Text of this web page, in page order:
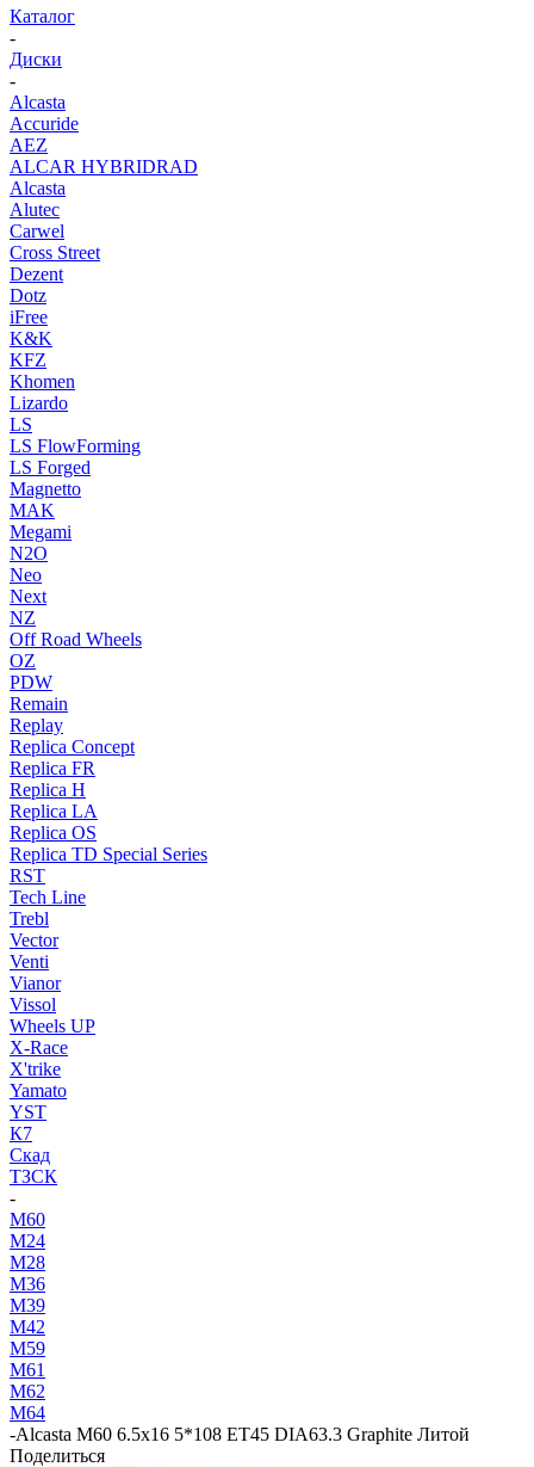
Каталог
-
Диски
-
Alcasta
Accuride
AEZ
ALCAR HYBRIDRAD
Alcasta
Alutec
Carwel
Cross Street
Dezent
Dotz
iFree
K&K
KFZ
Khomen
Lizardo
LS
LS FlowForming
LS Forged
Magnetto
MAK
Megami
N2O
Neo
Next
NZ
Off Road Wheels
OZ
PDW
Remain
Replay
Replica Concept
Replica FR
Replica H
Replica LA
Replica OS
Replica TD Special Series
RST
Tech Line
Trebl
Vector
Venti
Vianor
Vissol
Wheels UP
X-Race
X'trike
Yamato
YST
К7
Скад
ТЗСК
-
M60
M24
M28
M36
M39
M42
M59
M61
M62
M64
-Alcasta M60 6.5x16 5*108 ET45 DIA63.3 Graphite Литой
Поделиться